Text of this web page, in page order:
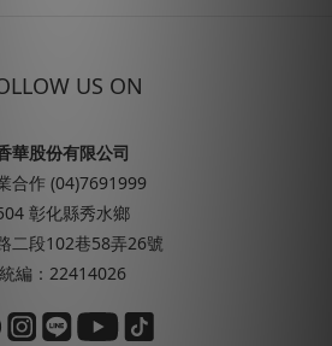
US ON
華股份有限公司
合作 (04)7691999
彰化縣秀水鄉
二段102巷58弄26號
統編：22414026